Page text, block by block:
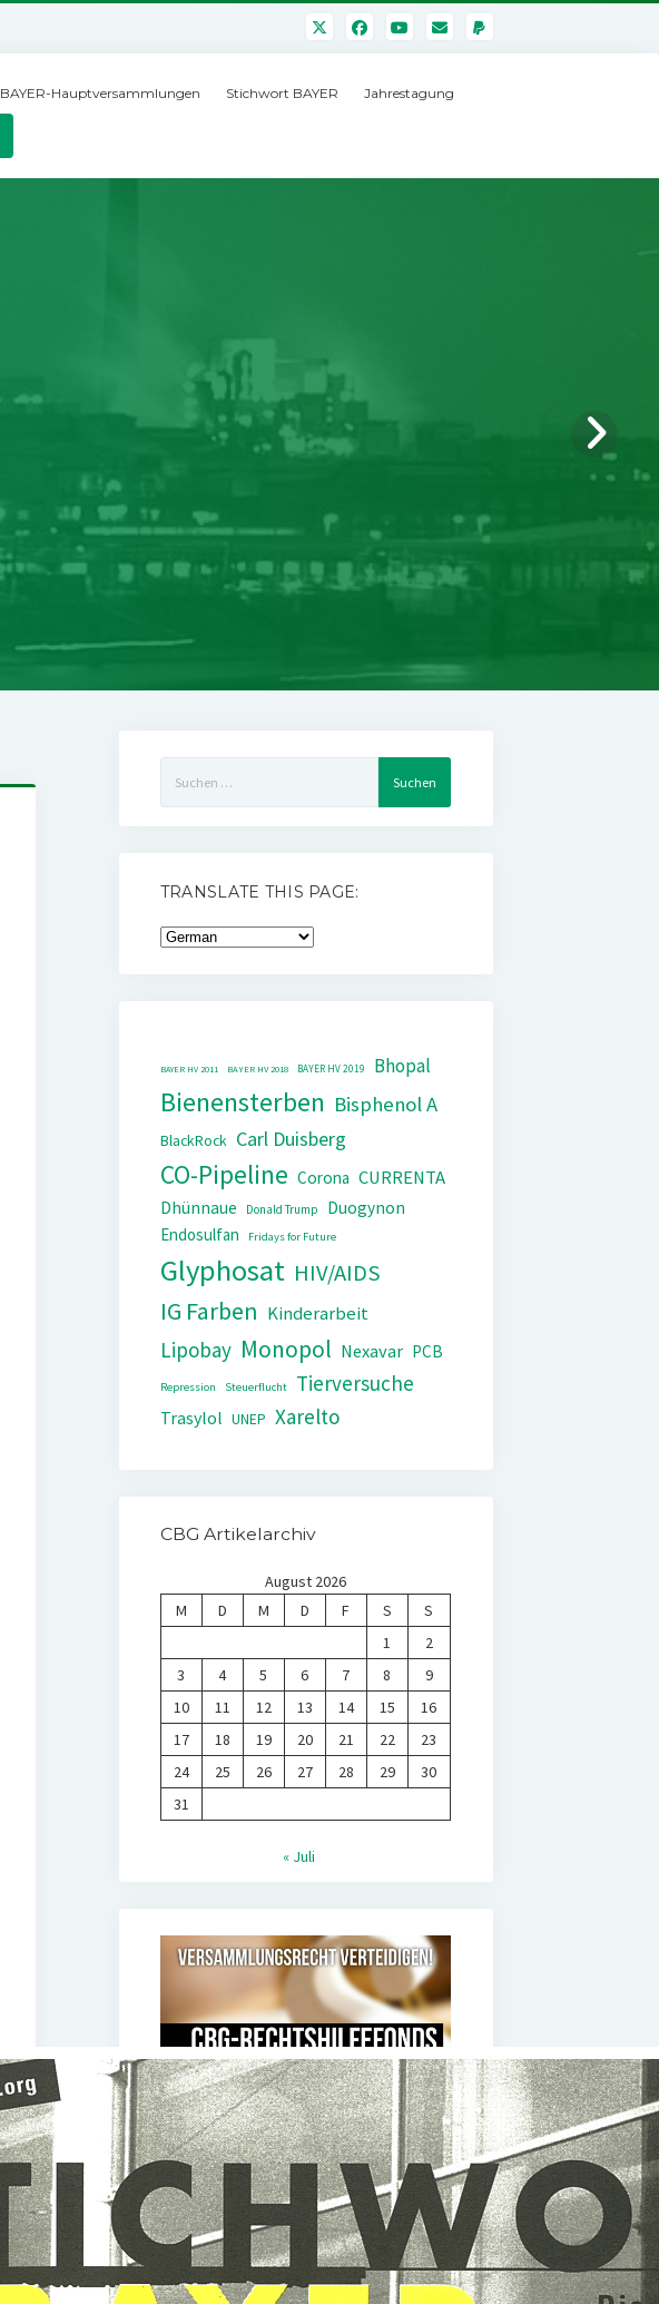
BAYER-Hauptversammlungen Stichwort BAYER Jahrestagung
nach:
TRANSLATE THIS PAGE:
BAYER HV 2011 BAYER HV 2018 BAYER HV 2019 Bhopal
Bienensterben Bisphenol A
BlackRock Carl Duisberg
CO-Pipeline Corona CURRENTA
Dhünnaue Donald Trump
Duogynon
Endosulfan
Fridays for Future
Glyphosat HIV/AIDS
IG Farben Kinderarbeit
Lipobay Monopol Nexavar PCB
Repression Steuerflucht Tierversuche
Trasylol UNEP Xarelto
CBG Artikelarchiv
August 2026
M
D M D F S
S
1
2
3
4 5 6 7 8
9
10
11 12 13 14 15
16
17
18 19 20 21 22
23
24
25 26 27 28 29
30
31
« Juli